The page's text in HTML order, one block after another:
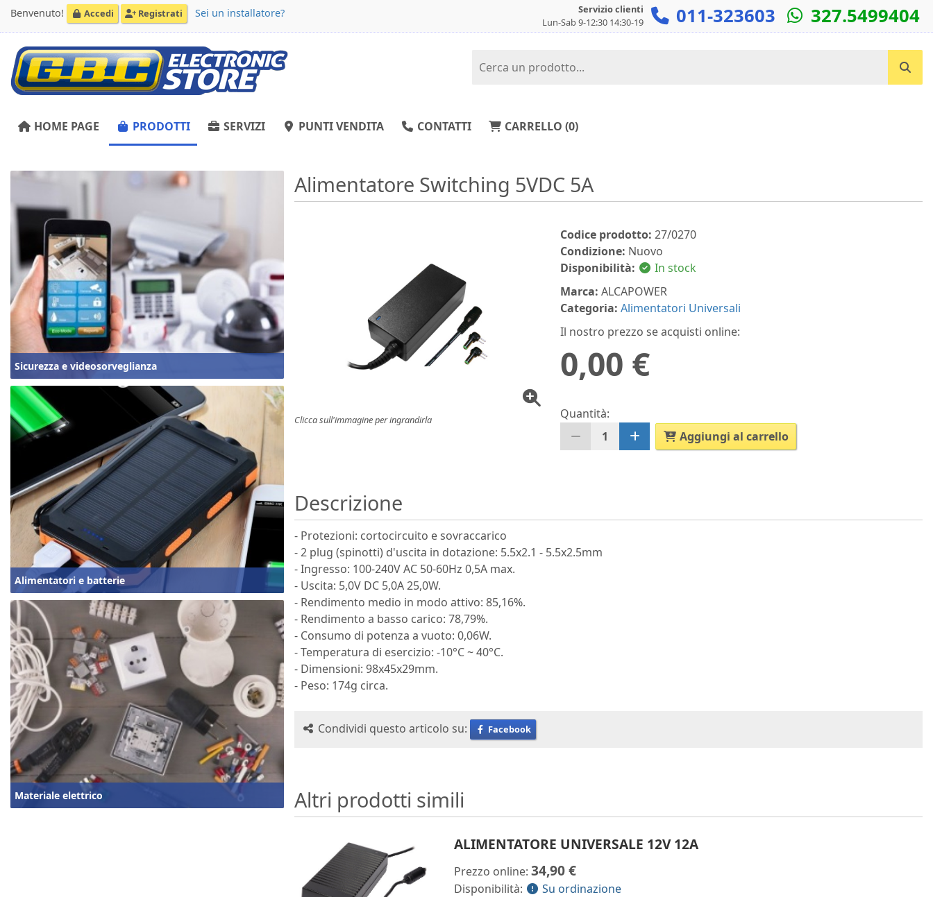
Benvenuto! Accedi Registrati Sei un installatore?
Servizio clienti
Lun-Sab 9-12:30 14:30-19
011-323603 327.5499404
Cerca un prodotto...
HOME PAGE PRODOTTI SERVIZI PUNTI VENDITA CONTATTI CARRELLO (0)
Sicurezza e videosorveglianza
Alimentatori e batterie
Materiale elettrico
Alimentatore Switching 5VDC 5A
Clicca sull'immagine per ingrandirla
Codice prodotto: 27/0270
Condizione: Nuovo
Disponibilità:
In stock
Marca: ALCAPOWER
Categoria: Alimentatori Universali
Il nostro prezzo se acquisti online:
0,00 €
Quantità:
1
Aggiungi al carrello
Descrizione
- Protezioni: cortocircuito e sovraccarico
- 2 plug (spinotti) d'uscita in dotazione: 5.5x2.1 - 5.5x2.5mm
- Ingresso: 100-240V AC 50-60Hz 0,5A max.
- Uscita: 5,0V DC 5,0A 25,0W.
- Rendimento medio in modo attivo: 85,16%.
- Rendimento a basso carico: 78,79%.
- Consumo di potenza a vuoto: 0,06W.
- Temperatura di esercizio: -10°C ~ 40°C.
- Dimensioni: 98x45x29mm.
- Peso: 174g circa.
Condividi questo articolo su: Facebook
Altri prodotti simili
ALIMENTATORE UNIVERSALE 12V 12A
Prezzo online:34,90 €
Disponibilità: Su ordinazione